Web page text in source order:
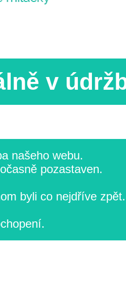
v
našeho webu.
pozastaven.
byli co nejdříve zpět.